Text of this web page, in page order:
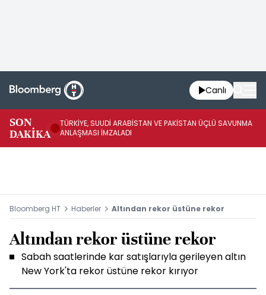
Canlı
SON
DAKİKA
TÜRKİYE, SUUDİ ARABİSTAN VE PAKİSTAN ÜÇLÜ SAVUNMA
ANLAŞMASI İMZALADI
Bloomberg HT Haberler Altından rekor üstüne rekor
Altından rekor üstüne rekor
Sabah saatlerinde kar satışlarıyla gerileyen altın
New York'ta rekor üstüne rekor kırıyor